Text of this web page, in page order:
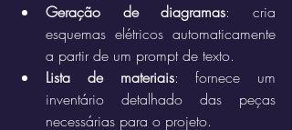
Geração de diagramas: cria
esquemas elétricos automaticamente
a partir de um prompt de texto.
Lista de materiais: fornece um
inventário detalhado das peças
necessárias para o projeto.